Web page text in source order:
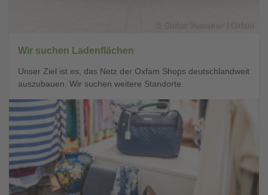
Stefan Vossemer | Oxfam
Wir suchen Ladenflächen
Unser Ziel ist es, das Netz der Oxfam Shops deutschlandweit
auszubauen. Wir suchen weitere Standorte.